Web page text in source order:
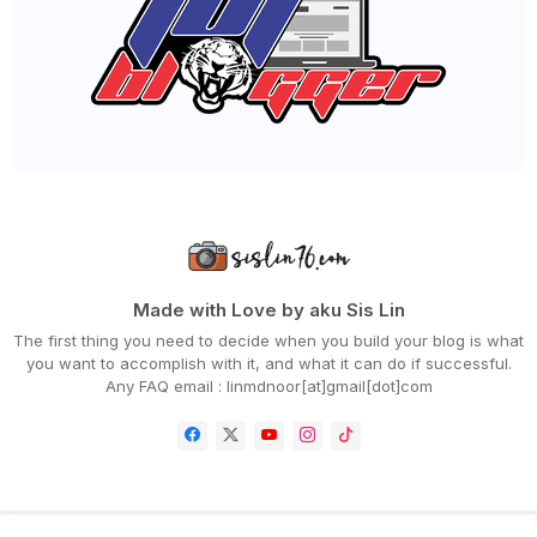
JUAL BELI CEDOK-CEDOK ONLINE TU HARAM?
AJAL MAUT RAHSIA ALLAH
BILA SUAMI RAJIN KE DAPUR MEMASAK
PUASHATI BELI KASUT JENAMA XES, JIMAT, MURAH DAN S...
DUA HARI YANG SIBUK KE SANA KE SINI
SHOPEEFOOD DELIVERY SERVICE EXPANDS OPERATIONS TO ...
BERBUKA PUASA TARWIYAH DI HOTEL BERSAMA KAWAN-
BERHATI-HATI DENGAN PENIPUAN VISA FURADA
DESARU COAST AND BATAM FAST COMMERCE FERRY
SERVICE...
NIAT PUASA HARI TARWIYAH DAN DOA HARI ARAFAH
JALAN-JALAN CARI MAKAN DI THE MAKAN SOMMAR SAMA FE...
Made with Love by aku Sis Lin
The first thing you need to decide when you build your blog is what
you want to accomplish with it, and what it can do if successful.
Any FAQ email : linmdnoor[at]gmail[dot]com